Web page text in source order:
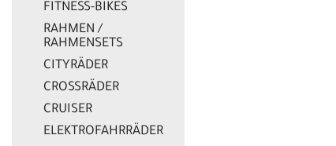
FITNESS-BIKES
RAHMEN /
RAHMENSETS
CITYRÄDER
CROSSRÄDER
CRUISER
ELEKTROFAHRRÄDER